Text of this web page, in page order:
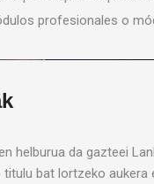
profesionales o
helburua da gazteei
titulu bat lortzeko aukera